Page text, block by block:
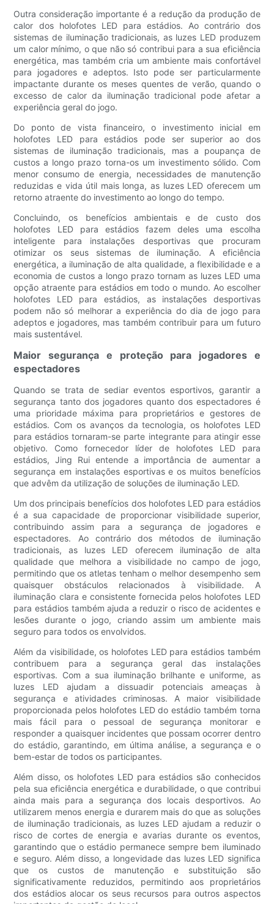
Outra consideração importante é a redução da produção de
calor dos holofotes LED para estádios. Ao contrário dos
sistemas de iluminação tradicionais, as luzes LED produzem
um calor mínimo, o que não só contribui para a sua eficiência
energética, mas também cria um ambiente mais confortável
para jogadores e adeptos. Isto pode ser particularmente
impactante durante os meses quentes de verão, quando o
excesso de calor da iluminação tradicional pode afetar a
experiência geral do jogo.
Do ponto de vista financeiro, o investimento inicial em
holofotes LED para estádios pode ser superior ao dos
sistemas de iluminação tradicionais, mas a poupança de
custos a longo prazo torna-os um investimento sólido. Com
menor consumo de energia, necessidades de manutenção
reduzidas e vida útil mais longa, as luzes LED oferecem um
retorno atraente do investimento ao longo do tempo.
Concluindo, os benefícios ambientais e de custo dos
holofotes LED para estádios fazem deles uma escolha
inteligente para instalações desportivas que procuram
otimizar os seus sistemas de iluminação. A eficiência
energética, a iluminação de alta qualidade, a flexibilidade e a
economia de custos a longo prazo tornam as luzes LED uma
opção atraente para estádios em todo o mundo. Ao escolher
holofotes LED para estádios, as instalações desportivas
podem não só melhorar a experiência do dia de jogo para
adeptos e jogadores, mas também contribuir para um futuro
mais sustentável.
Maior segurança e proteção para jogadores e
espectadores
Quando se trata de sediar eventos esportivos, garantir a
segurança tanto dos jogadores quanto dos espectadores é
uma prioridade máxima para proprietários e gestores de
estádios. Com os avanços da tecnologia, os holofotes LED
para estádios tornaram-se parte integrante para atingir esse
objetivo. Como fornecedor líder de holofotes LED para
estádios, Jing Rui entende a importância de aumentar a
segurança em instalações esportivas e os muitos benefícios
que advêm da utilização de soluções de iluminação LED.
Um dos principais benefícios dos holofotes LED para estádios
é a sua capacidade de proporcionar visibilidade superior,
contribuindo assim para a segurança de jogadores e
espectadores. Ao contrário dos métodos de iluminação
tradicionais, as luzes LED oferecem iluminação de alta
qualidade que melhora a visibilidade no campo de jogo,
permitindo que os atletas tenham o melhor desempenho sem
quaisquer obstáculos relacionados à visibilidade. A
iluminação clara e consistente fornecida pelos holofotes LED
para estádios também ajuda a reduzir o risco de acidentes e
lesões durante o jogo, criando assim um ambiente mais
seguro para todos os envolvidos.
Além da visibilidade, os holofotes LED para estádios também
contribuem para a segurança geral das instalações
esportivas. Com a sua iluminação brilhante e uniforme, as
luzes LED ajudam a dissuadir potenciais ameaças à
segurança e atividades criminosas. A maior visibilidade
proporcionada pelos holofotes LED do estádio também torna
mais fácil para o pessoal de segurança monitorar e
responder a quaisquer incidentes que possam ocorrer dentro
do estádio, garantindo, em última análise, a segurança e o
bem-estar de todos os participantes.
Além disso, os holofotes LED para estádios são conhecidos
pela sua eficiência energética e durabilidade, o que contribui
ainda mais para a segurança dos locais desportivos. Ao
utilizarem menos energia e durarem mais do que as soluções
de iluminação tradicionais, as luzes LED ajudam a reduzir o
risco de cortes de energia e avarias durante os eventos,
garantindo que o estádio permanece sempre bem iluminado
e seguro. Além disso, a longevidade das luzes LED significa
que os custos de manutenção e substituição são
significativamente reduzidos, permitindo aos proprietários
dos estádios alocar os seus recursos para outros aspectos